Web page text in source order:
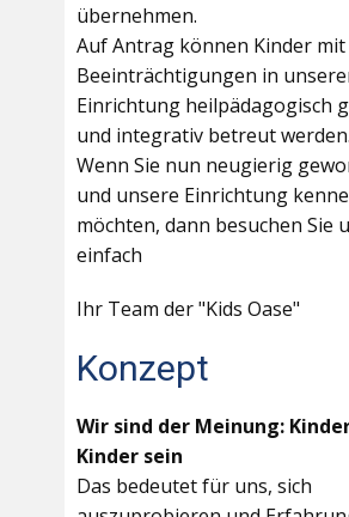
übernehmen.
Auf Antrag können Kinder mit
Beeinträchtigungen in
Einrichtung heilpädagogisch
und integrativ betreut werden.
Wenn Sie nun neugierig
und unsere Einrichtung
möchten, dann besuchen Sie
einfach
Ihr Team der "Kids Oase"
Konzept
Wir sind der Meinung:
Kinder sein
Das bedeutet für uns, sich